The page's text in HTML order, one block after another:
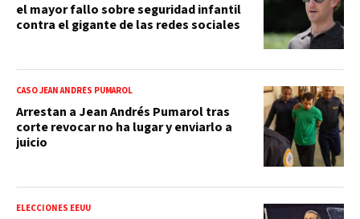
el mayor fallo sobre seguridad infantil
contra el gigante de las redes sociales
CASO JEAN ANDRÉS PUMAROL
Arrestan a Jean Andrés Pumarol tras
corte revocar no ha lugar y enviarlo a
juicio
ELECCIONES EEUU